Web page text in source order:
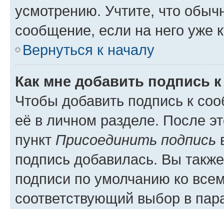
усмотрению. Учтите, что
сообщение, если на него уже
Вернуться к началу
Как мне добавить подпись
Чтобы добавить подпись к
её в личном разделе. После
пункт Присоединить подпись
подпись добавилась. Вы
подписи по умолчанию ко
соответствующий выбор в